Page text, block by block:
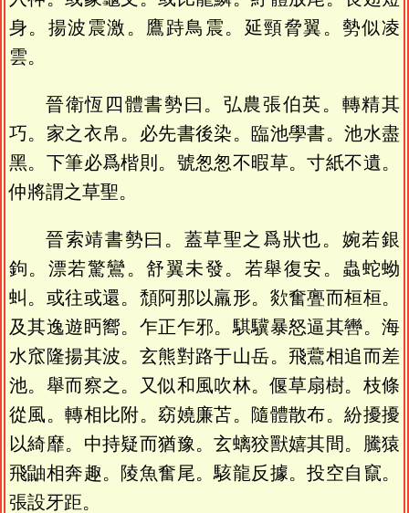
身。揚波震激。鷹跱鳥震。延頸脅翼。勢似凌
雲。
晉衛恆四體書勢曰。弘農張伯英。轉精其
巧。家之衣帛。必先書後染。臨池學書。池水盡
黑。下筆必爲楷則。號怱怱不暇草。寸紙不遺。
仲將謂之草聖。
晉索靖書勢曰。蓋草聖之爲狀也。婉若銀
鉤。漂若驚鸞。舒翼未發。若舉復安。蟲蛇蚴
虯。或往或還。頹阿那以羸形。欻奮亹而桓桓。
及其逸遊眄嚮。乍正乍邪。騏驥暴怒逼其轡。海
水窊隆揚其波。玄熊對路于山岳。飛鷰相追而差
池。舉而察之。又似和風吹林。偃草扇樹。枝條
從風。轉相比附。窈嬈廉苫。隨體散布。紛擾擾
以綺靡。中持疑而猶豫。玄螭狡獸嬉其間。騰猿
飛鼬相奔趣。陵魚奮尾。駭龍反據。投空自竄。
張設牙距。